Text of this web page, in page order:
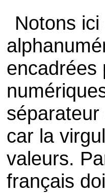
Notons
encadrées
car la
valeurs.
français